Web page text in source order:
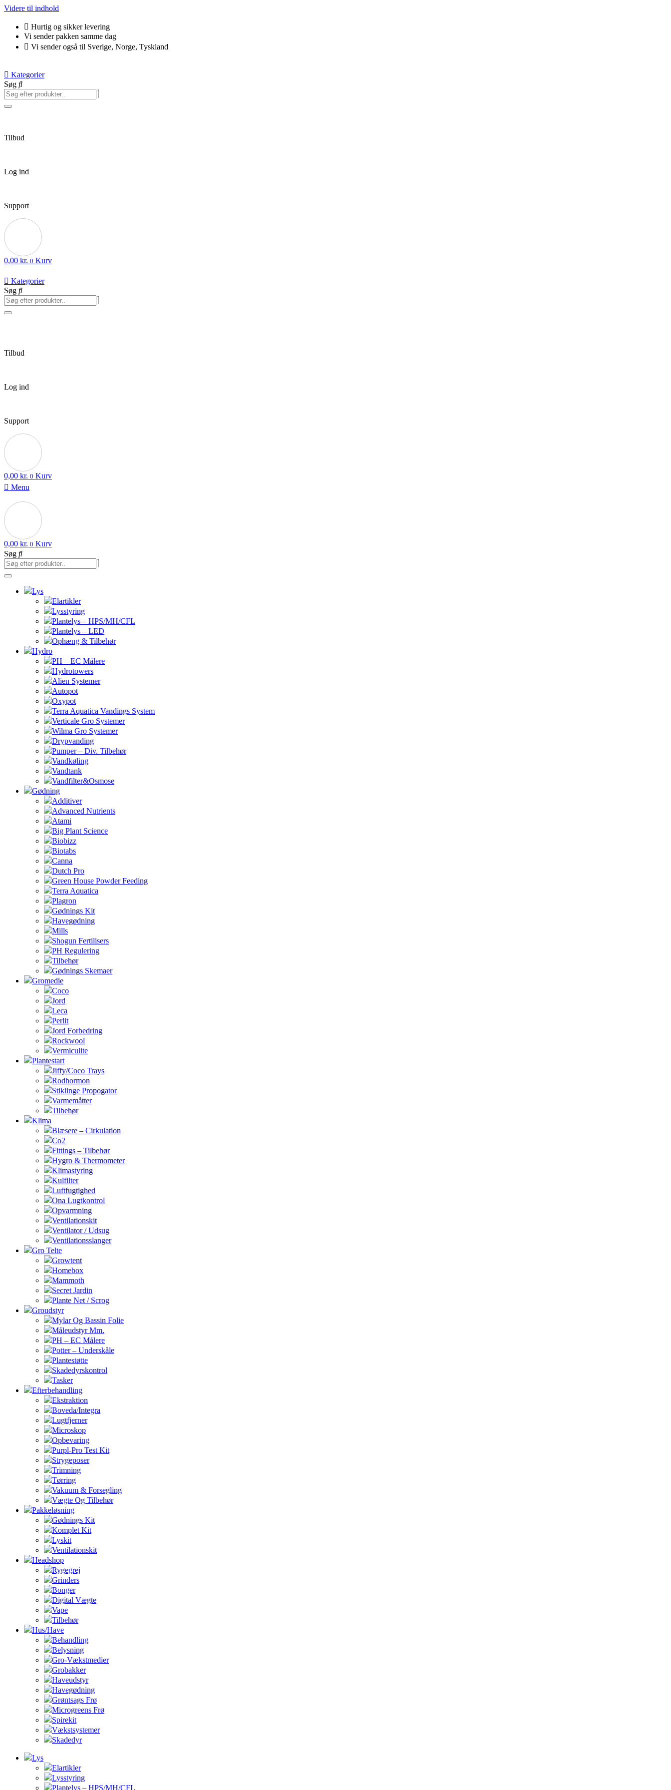
Videre til indhold
Hurtig og sikker levering
Vi sender pakken samme dag
Vi sender også til Sverige, Norge, Tyskland
Kategorier
Søg
Tilbud
Log ind
Support
0,00 kr. 0 Kurv
Kategorier
Søg
Tilbud
Log ind
Support
0,00 kr. 0 Kurv
Menu
0,00 kr. 0 Kurv
Søg
Lys
Elartikler
Lysstyring
Plantelys – HPS/MH/CFL
Plantelys – LED
Ophæng & Tilbehør
Hydro
PH – EC Målere
Hydrotowers
Alien Systemer
Autopot
Oxypot
Terra Aquatica Vandings System
Verticale Gro Systemer
Wilma Gro Systemer
Drypvanding
Pumper – Div. Tilbehør
Vandkøling
Vandtank
Vandfilter&Osmose
Gødning
Additiver
Advanced Nutrients
Atami
Big Plant Science
Biobizz
Biotabs
Canna
Dutch Pro
Green House Powder Feeding
Terra Aquatica
Plagron
Gødnings Kit
Havegødning
Mills
Shogun Fertilisers
PH Regulering
Tilbehør
Gødnings Skemaer
Gromedie
Coco
Jord
Leca
Perlit
Jord Forbedring
Rockwool
Vermiculite
Plantestart
Jiffy/Coco Trays
Rodhormon
Stiklinge Propogator
Varmemåtter
Tilbehør
Klima
Blæsere – Cirkulation
Co2
Fittings – Tilbehør
Hygro & Thermometer
Klimastyring
Kulfilter
Luftfugtighed
Ona Lugtkontrol
Opvarmning
Ventilationskit
Ventilator / Udsug
Ventilationsslanger
Gro Telte
Growtent
Homebox
Mammoth
Secret Jardin
Plante Net / Scrog
Groudstyr
Mylar Og Bassin Folie
Måleudstyr Mm.
PH – EC Målere
Potter – Underskåle
Plantestøtte
Skadedyrskontrol
Tasker
Efterbehandling
Ekstraktion
Boveda/Integra
Lugtfjerner
Microskop
Opbevaring
Purpl-Pro Test Kit
Strygeposer
Trimning
Tørring
Vakuum & Forsegling
Vægte Og Tilbehør
Pakkeløsning
Gødnings Kit
Komplet Kit
Lyskit
Ventilationskit
Headshop
Rygegrej
Grinders
Bonger
Digital Vægte
Vape
Tilbehør
Hus/Have
Behandling
Belysning
Gro-Vækstmedier
Grobakker
Haveudstyr
Havegødning
Grøntsags Frø
Microgreens Frø
Spirekit
Vækstsystemer
Skadedyr
Lys
Elartikler
Lysstyring
Plantelys – HPS/MH/CFL